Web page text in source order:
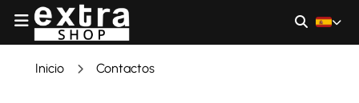
Inicio Contactos